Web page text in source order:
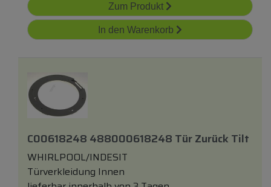
Zum Produkt
In den Warenkorb
C00618248 488000618248 Tür Zurück Tilt
WHIRLPOOL/INDESIT
Türverkleidung Innen